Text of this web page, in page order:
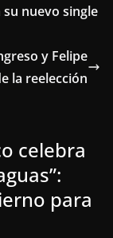
su nuevo single
y Felipe
la reelección
celebra
para